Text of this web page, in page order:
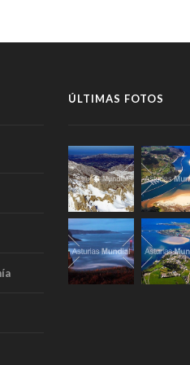
ÚLTIMAS FOTOS